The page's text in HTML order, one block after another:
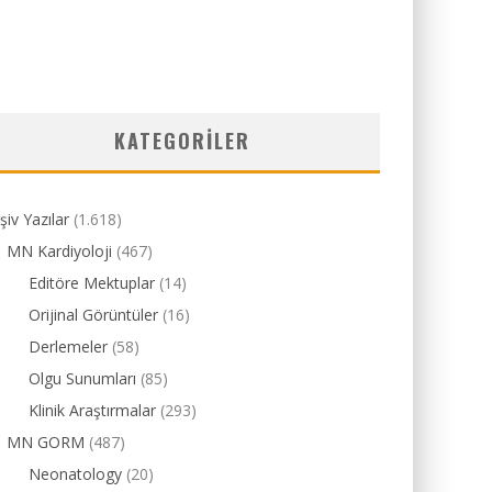
KATEGORILER
Yazılar (1.618)
MN Kardiyoloji (467)
Editöre Mektuplar (14)
Orijinal Görüntüler (16)
Derlemeler (58)
Olgu Sunumları (85)
Klinik Araştırmalar (293)
MN GORM (487)
Neonatology (20)